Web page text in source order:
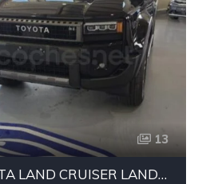
13
TOYOTA LAND CRUISER LAND CRUISER 250 HYBRID 48V VXL 5P